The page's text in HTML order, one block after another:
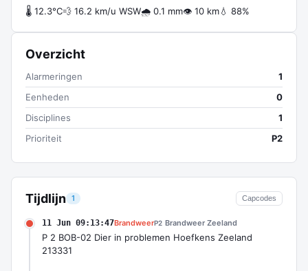
Tijdlijn 1 Capcodes
11 Jun 09:13:47BrandweerP2 Brandweer Zeeland
P 2 BOB-02 Dier in problemen Hoefkens Zeeland
213331
🌡 12.3°C💨 16.2 km/u WSW🌧 0.1 mm👁 10 km💧 88%
Overzicht
Alarmeringen
1
Eenheden
0
Disciplines
1
Prioriteit
P2